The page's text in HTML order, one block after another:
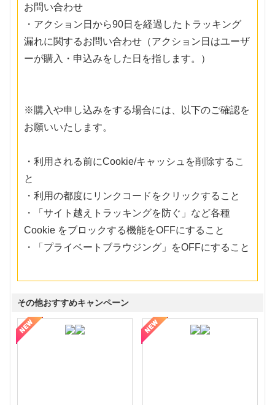
お問い合わせ
・アクション日から90日を経過したトラッキング
漏れに関するお問い合わせ（アクション日はユーザ
ーが購入・申込みをした日を指します。）
※購入や申し込みをする場合には、以下のご確認を
お願いいたします。
・利用される前にCookie/キャッシュを削除するこ
と
・利用の都度にリンクコードをクリックすること
・「サイト越えトラッキングを防ぐ」など各種
Cookie をブロックする機能をOFFにすること
・「プライベートブラウジング」をOFFにすること
その他おすすめキャンペーン